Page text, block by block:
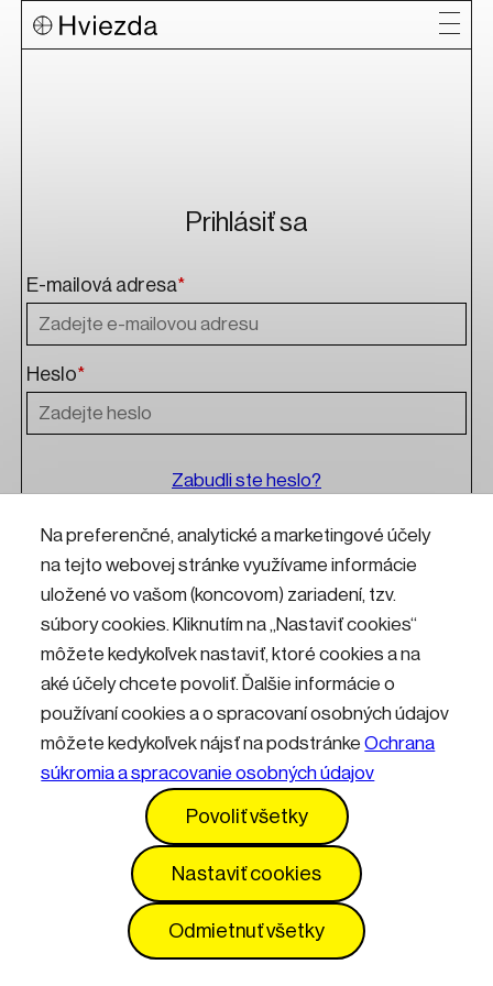
Na preferenčné, analytické a marketingové účely
na tejto webovej stránke využívame informácie
uložené vo vašom (koncovom) zariadení, tzv.
súbory cookies. Kliknutím na „Nastaviť cookies“
môžete kedykoľvek nastaviť, ktoré cookies a na
aké účely chcete povoliť. Ďalšie informácie o
používaní cookies a o spracovaní osobných údajov
môžete kedykoľvek nájsť na podstránkeOchrana
súkromia a spracovanie osobných údajov
Povoliť všetky
Nastaviť cookies
Odmietnuť všetky
Prihlásiť sa
E-mailová adresa*
Heslo*
Zabudli ste heslo?
Přihlásit
Kontakty Informácie pre návštevníkov
Prevádzkový poriadok
Vyhlásenie o prístupnosti Služby
Nastavenia cookies